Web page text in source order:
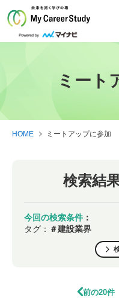
ミート
HOME ミートアップに参加
検索結
今回の検索条件 ：
タグ： ＃建設業界
前の20件